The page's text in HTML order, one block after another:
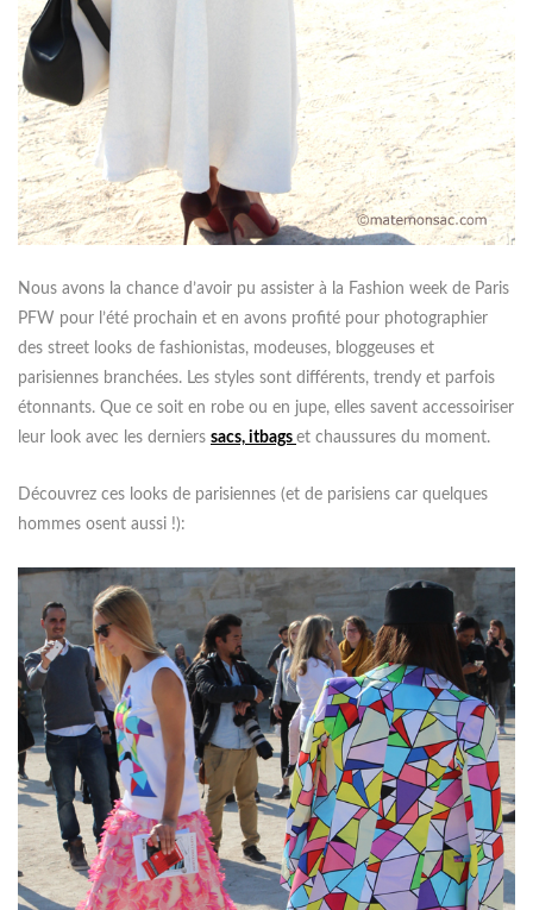
Nous avons la chance d’avoir pu assister à la Fashion week de Paris
PFW pour l’été prochain et en avons profité pour photographier
des street looks de fashionistas, modeuses, bloggeuses et
parisiennes branchées. Les styles sont différents, trendy et parfois
étonnants. Que ce soit en robe ou en jupe, elles savent accessoiriser
leur look avec les derniers sacs, itbags et chaussures du moment.
Découvrez ces looks de parisiennes (et de parisiens car quelques
hommes osent aussi !):